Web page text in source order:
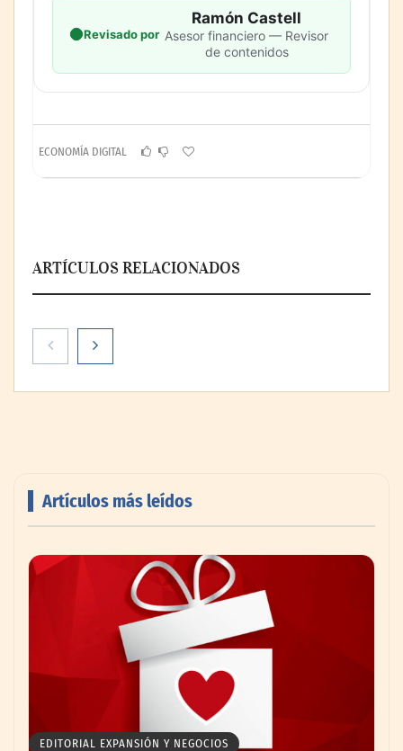
Revisado por
Ramón Castell
Asesor financiero — Revisor
de contenidos
ECONOMÍA DIGITAL
ARTÍCULOS RELACIONADOS
impulsando la colaboración en el sector
Artículos más leídos
EDITORIAL EXPANSIÓN Y NEGOCIOS